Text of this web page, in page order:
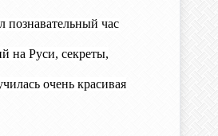
познавательный час
на Руси, секреты,
очень красивая